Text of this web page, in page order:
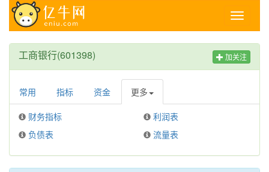
Toggle
工商银行(601398) 加关注
常用 指标 资金 更多
财务指标
利润表
负债表
流量表